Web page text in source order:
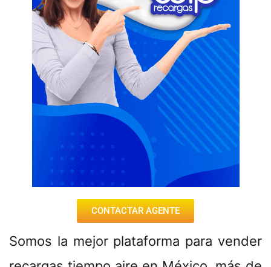
CONTACTAR AGENTE
Somos la mejor plataforma para vender